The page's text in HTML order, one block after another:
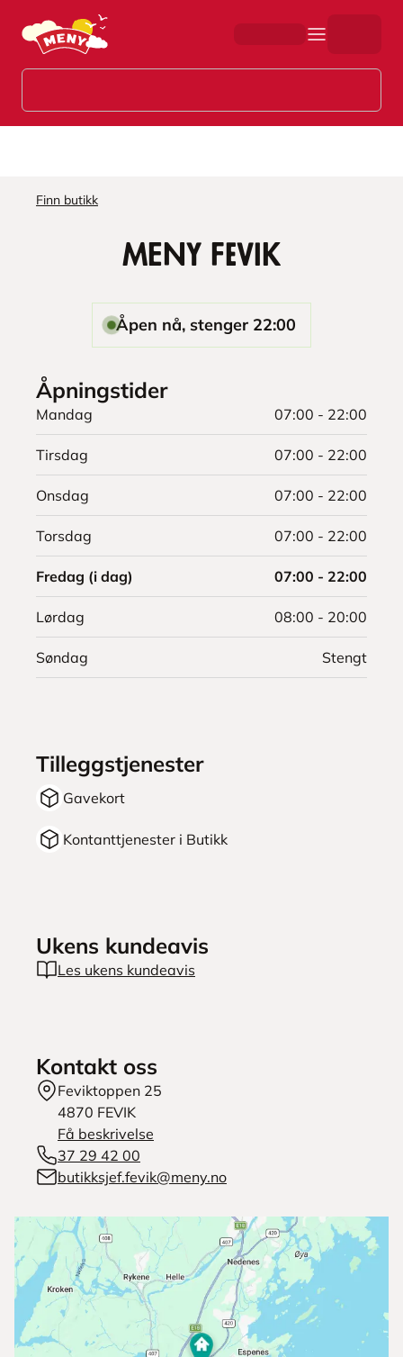
Hopp til hovedinnhold
Finn butikk
MENY Fevik
Åpen nå, stenger 22:00
Åpningstider
Mandag 07:00 - 22:00
Tirsdag 07:00 - 22:00
Onsdag 07:00 - 22:00
Torsdag 07:00 - 22:00
Fredag (i dag) 07:00 - 22:00
Lørdag 08:00 - 20:00
Søndag Stengt
Tilleggstjenester
Gavekort
Kontanttjenester i Butikk
Ukens kundeavis
Les ukens kundeavis
Kontakt oss
Feviktoppen 25
4870 FEVIK
Få beskrivelse
37 29 42 00
butikksjef.fevik@meny.no